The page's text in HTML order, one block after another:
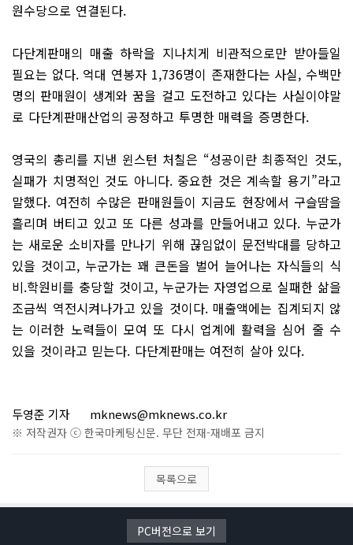
원수당으로 연결된다.
다단계판매의 매출 하락을 지나치게 비관적으로만 받아들일
필요는 없다. 억대 연봉자 1,736명이 존재한다는 사실, 수백만
명의 판매원이 생계와 꿈을 걸고 도전하고 있다는 사실이야말
로 다단계판매산업의 공정하고 투명한 매력을 증명한다.
영국의 총리를 지낸 윈스턴 처칠은 “성공이란 최종적인 것도,
실패가 치명적인 것도 아니다. 중요한 것은 계속할 용기”라고
말했다. 여전히 수많은 판매원들이 지금도 현장에서 구슬땀을
흘리며 버티고 있고 또 다른 성과를 만들어내고 있다. 누군가
는 새로운 소비자를 만나기 위해 끊임없이 문전박대를 당하고
있을 것이고, 누군가는 꽤 큰돈을 벌어 늘어나는 자식들의 식
비.학원비를 충당할 것이고, 누군가는 자영업으로 실패한 삶을
조금씩 역전시켜나가고 있을 것이다. 매출액에는 집계되지 않
는 이러한 노력들이 모여 또 다시 업계에 활력을 심어 줄 수
있을 것이라고 믿는다. 다단계판매는 여전히 살아 있다.
두영준 기자 mknews@mknews.co.kr
※ 저작권자 ⓒ 한국마케팅신문. 무단 전재-재배포 금지
목록으로
PC버전으로 보기